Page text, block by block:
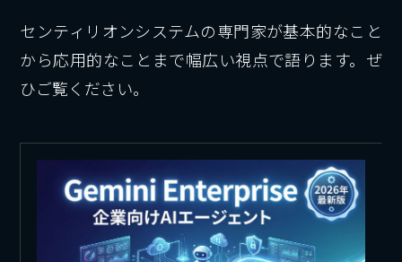
センティリオンシステムの専門家が基本的なこと
から応用的なことまで幅広い視点で語ります。ぜ
ひご覧ください。